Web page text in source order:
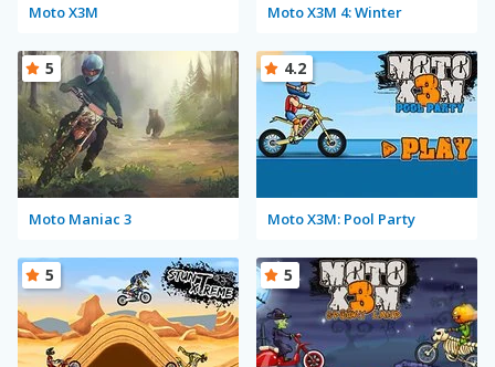
Moto X3M Moto X3M 4: Winter
Moto Maniac 3
5
Moto X3M: Pool Party
4.2
5 5